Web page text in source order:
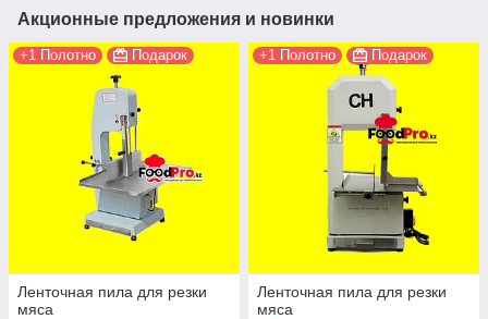
Акционные предложения и новинки
+1 Полотно Подарок
Ленточная пила для резки
мяса
+1 Полотно Подарок
Ленточная пила для резки
мяса